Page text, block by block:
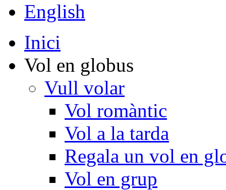
English
Inici
Vol en globus
Vull volar
Vol romàntic
Vol a la tarda
Regala un vol en
Vol en grup